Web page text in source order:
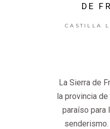
DE
CASTILLA
La Sierra de
la provincia de
paraíso para
senderismo.